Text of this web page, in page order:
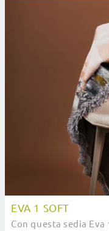
EVA 1 SOFT
Con questa sedia